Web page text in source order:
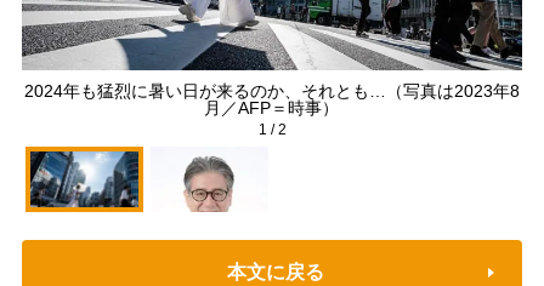
2024年も猛烈に暑い日が来るのか、それとも…（写真は2023年8
月／AFP＝時事）
1 /2
本文に戻る